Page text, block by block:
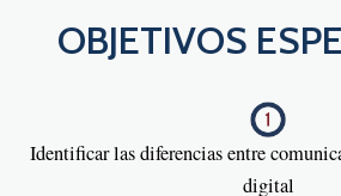
OBJETIVOS
Identificar las diferencias entre
digital